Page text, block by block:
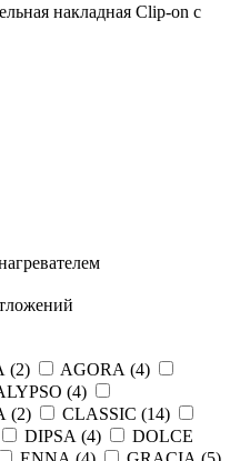
накладная Clip-on с
(2) AGORA (4)
(4)
(2) CLASSIC (14)
DIPSA (4)
DOLCE